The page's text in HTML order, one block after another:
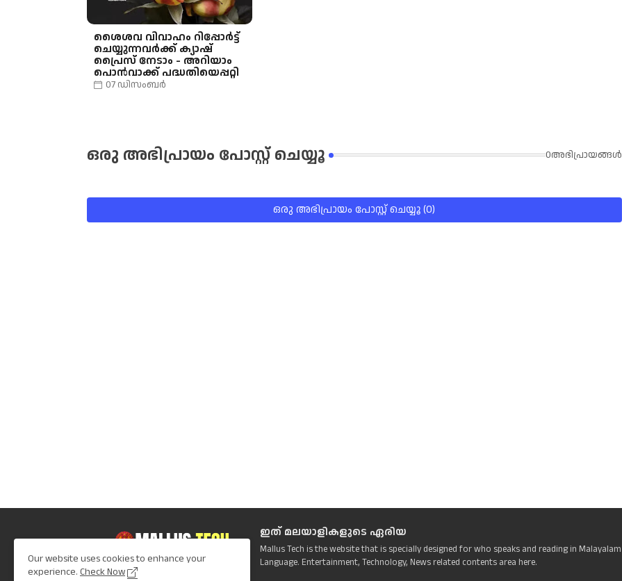
ശൈശവ വിവാഹം റിപ്പോർട്ട്
ചെയ്യുന്നവർക്ക് ക്യാഷ്
പ്രൈസ് നേടാം - അറിയാം
പൊൻവാക്ക് പദ്ധതിയെപ്പറ്റി
07 ഡിസംബർ
ഒരു അഭിപ്രായം പോസ്റ്റ് ചെയ്യൂ 0അഭിപ്രായങ്ങള്‍
ഒരു അഭിപ്രായം പോസ്റ്റ് ചെയ്യൂ (0)
ഇത് മലയാളികളുടെ ഏരിയ
Mallus Tech is the website that is specially designed for who speaks and reading in Malayalam
Language. Entertainment, Technology, News related contents area here.
Our website uses cookies to enhance your
experience. Check Now